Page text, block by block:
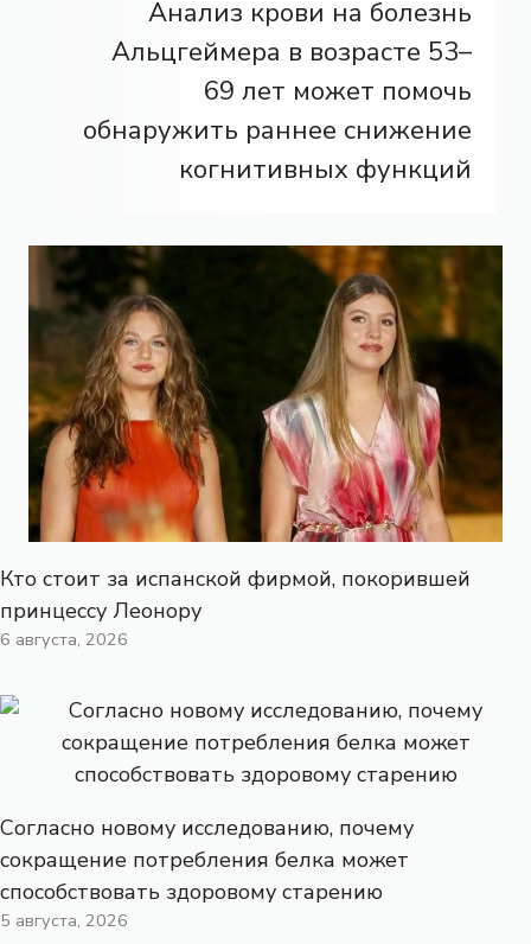
Анализ крови на болезнь
Альцгеймера в возрасте 53–
69 лет может помочь
обнаружить раннее снижение
когнитивных функций
Кто стоит за испанской фирмой, покорившей
принцессу Леонору
6 августа, 2026
Согласно новому исследованию, почему
сокращение потребления белка может
способствовать здоровому старению
5 августа, 2026